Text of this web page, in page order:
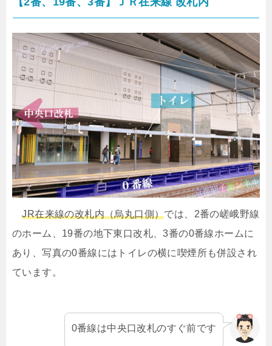
JR在来線の改札内（烏丸口側）では、2番の嵯峨野線
のホーム、19番の地下東口改札、3番の0番線ホームに
あり、写真の0番線にはトイレの横に喫煙所も併設され
ています。
0番線は中央口改札のすぐ前です